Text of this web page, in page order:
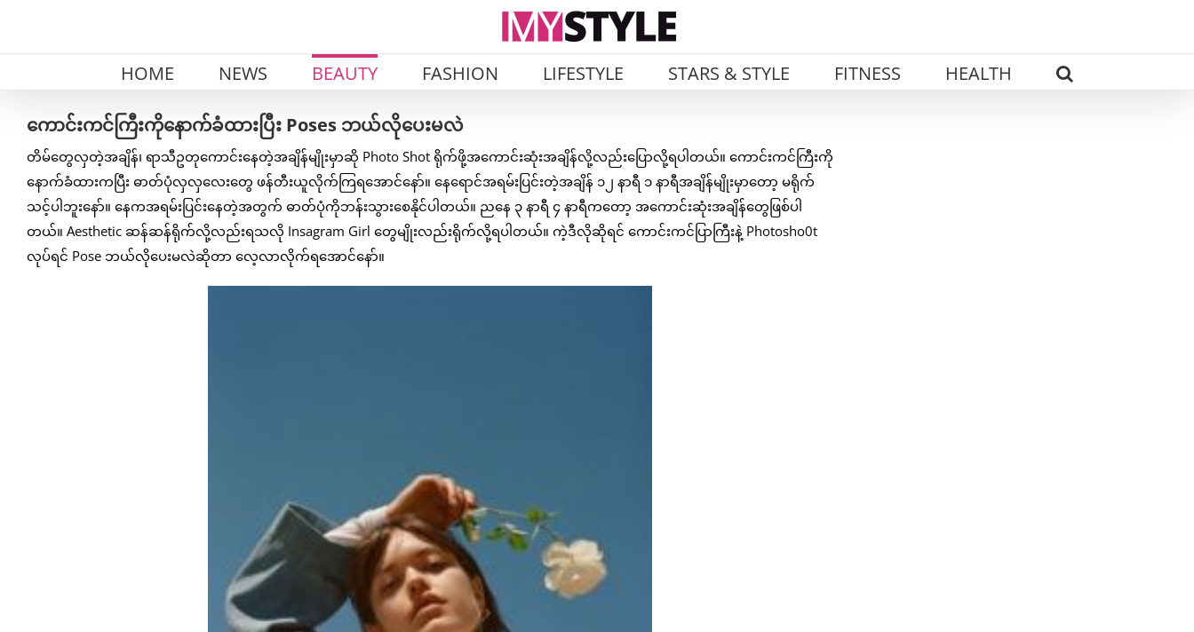
HOME NEWS BEAUTY FASHION LIFESTYLE STARS & STYLE FITNESS HEALTH
ကောင်းကင်ကြီးကိုနောက်ခံထားပြီး Poses ဘယ်လိုပေးမလဲ
တိမ်တွေလှတဲ့အချိန်၊ ရာသီဥတုကောင်းနေတဲ့အချိန်မျိုးမှာဆို Photo Shot ရိုက်ဖို့အကောင်းဆုံးအချိန်လို့လည်းပြောလို့ရပါတယ်။ ကောင်းကင်ကြီးကို
နောက်ခံထားကပြီး ဓာတ်ပုံလှလှလေးတွေ ဖန်တီးယူလိုက်ကြရအောင်နော်။ နေရောင်အရမ်းပြင်းတဲ့အချိန် ၁၂ နာရီ ၁ နာရီအချိန်မျိုးမှာတော့ မရိုက်
သင့်ပါဘူးနော်။ နေကအရမ်းပြင်းနေတဲ့အတွက် ဓာတ်ပုံကိုဘန်းသွားစေနိုင်ပါတယ်။ ညနေ ၃ နာရီ ၄ နာရီကတော့ အကောင်းဆုံးအချိန်တွေဖြစ်ပါ
တယ်။ Aesthetic ဆန်ဆန်ရိုက်လို့လည်းရသလို Insagram Girl တွေမျိုးလည်းရိုက်လို့ရပါတယ်။ ကဲ့ဒီလိုဆိုရင် ကောင်းကင်ပြာကြီးနဲ့ Photosho0t
လုပ်ရင် Pose ဘယ်လိုပေးမလဲဆိုတာ လေ့လာလိုက်ရအောင်နော်။